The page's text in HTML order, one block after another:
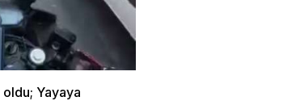
Yayaya